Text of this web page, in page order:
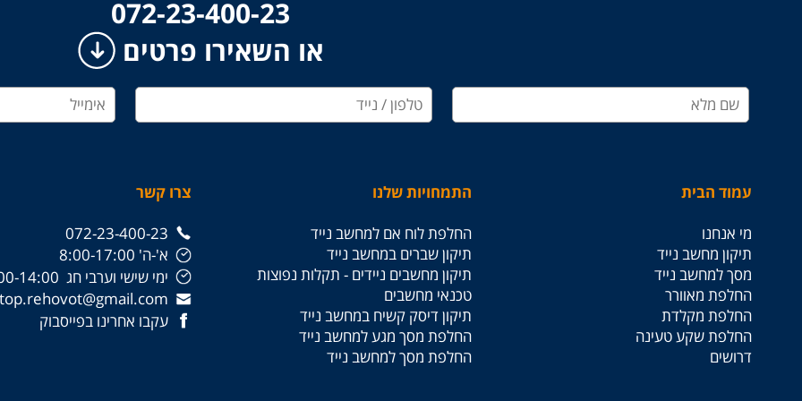
​​​​​​​072-23-400-23
או השאירו פרטים
עמוד הבית
מי אנחנו
תיקון מחשב נייד
מסך למחשב נייד
החלפת מאוורר
החלפת מקלדת
החלפת שקע טעינה
דרושים
התמחויות שלנו
החלפת לוח אם למחשב נייד
תיקון שברים במחשב נייד
תיקון מחשבים ניידים - תקלות נפוצות
טכנאי מחשבים
תיקון דיסק קשיח במחשב נייד
החלפת מסך מגע למחשב נייד
החלפת מסך למחשב נייד
צרו קשר
א'-ה' 8:00-17:00
ימי שישי וערבי חג 8:00-14:00
עקבו אחרינו בפייסבוק